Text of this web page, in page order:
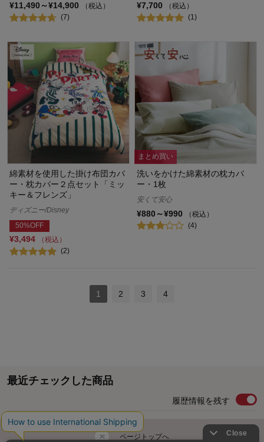
¥11,490～¥14,900
（税込）
(7)
¥7,700
（税込）
(1)
綿素材を使用した掛け布団カバ
ー・枕カバー２点セット「ミッ
キー＆フレンズ」
ディズニー/Disney
50%OFF
¥3,494
（税込）
(2)
まとめ買い
洗いをかけた綿素材の枕カバ
ー・1枚
安くて安心
¥880～¥990
（税込）
(4)
1 2 3 4
最近チェックした商品
履歴情報を残す
ページトップへ